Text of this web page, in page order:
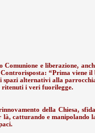
e liberazione,
“Prima viene il
alternativi alla
ritenuti i veri fuorilegge.
della Chiesa,
catturando e